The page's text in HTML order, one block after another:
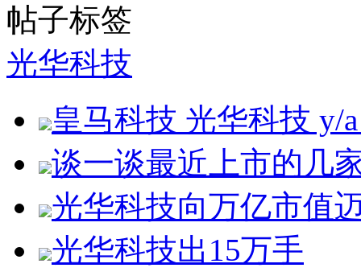
帖子标签
光华科技
皇马科技 光华科技 y/
谈一谈最近上市的几
光华科技向万亿市值
光华科技出15万手